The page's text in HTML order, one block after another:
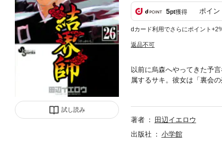
試し読み
5pt獲得 ポイン
dカード利用でさらにポイント
返品不可
以前に烏森へやってきた予
属するサキ。彼女は「裏会
著者
田辺イエロウ
出版社
小学館